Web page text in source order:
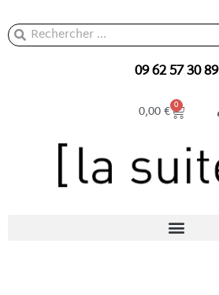
au
contenu
Rechercher
Rechercher
09 62 57 30 89
0,00€ 0
Panier